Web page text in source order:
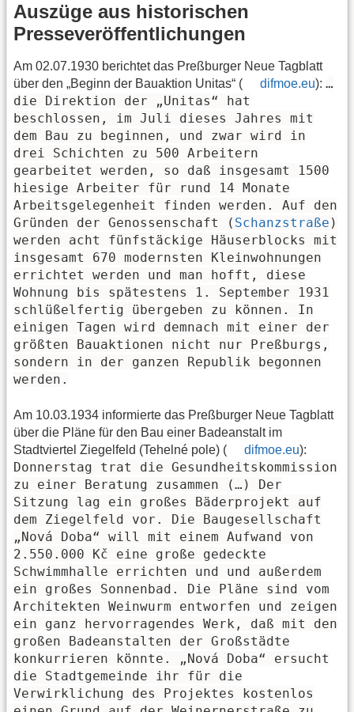
Auszüge aus historischen
Presseveröffentlichungen
Am 02.07.1930 berichtet das Preßburger Neue Tagblatt
über den „Beginn der Bauaktion Unitas“ (
difmoe.eu):…
die Direktion der „Unitas“ hat
beschlossen, im Juli dieses Jahres mit
dem Bau zu beginnen, und zwar wird in
drei Schichten zu 500 Arbeitern
gearbeitet werden, so daß insgesamt 1500
hiesige Arbeiter für rund 14 Monate
Arbeitsgelegenheit finden werden. Auf den
Gründen der Genossenschaft ( Schanzstraße )
werden acht fünfstäckige Häuserblocks mit
insgesamt 670 modernsten Kleinwohnungen
errichtet werden und man hofft, diese
Wohnung bis spätestens 1. September 1931
schlüßelfertig übergeben zu können. In
einigen Tagen wird demnach mit einer der
größten Bauaktionen nicht nur Preßburgs,
sondern in der ganzen Republik begonnen
werden.
Am 10.03.1934 informierte das Preßburger Neue Tagblatt
über die Pläne für den Bau einer Badeanstalt im
Stadtviertel Ziegelfeld (Tehelné pole) (
difmoe.eu):
Donnerstag trat die Gesundheitskommission
zu einer Beratung zusammen (…) Der
Sitzung lag ein großes Bäderprojekt auf
dem Ziegelfeld vor. Die Baugesellschaft
„Nová Doba“ will mit einem Aufwand von
2.550.000 Kč eine große gedeckte
Schwimmhalle errichten und und außerdem
ein großes Sonnenbad. Die Pläne sind vom
Architekten Weinwurm entworfen und zeigen
ein ganz hervorragendes Werk, daß mit den
großen Badeanstalten der Großstädte
konkurrieren könnte. „Nová Doba“ ersucht
die Stadtgemeinde ihr für die
Verwirklichung des Projektes kostenlos